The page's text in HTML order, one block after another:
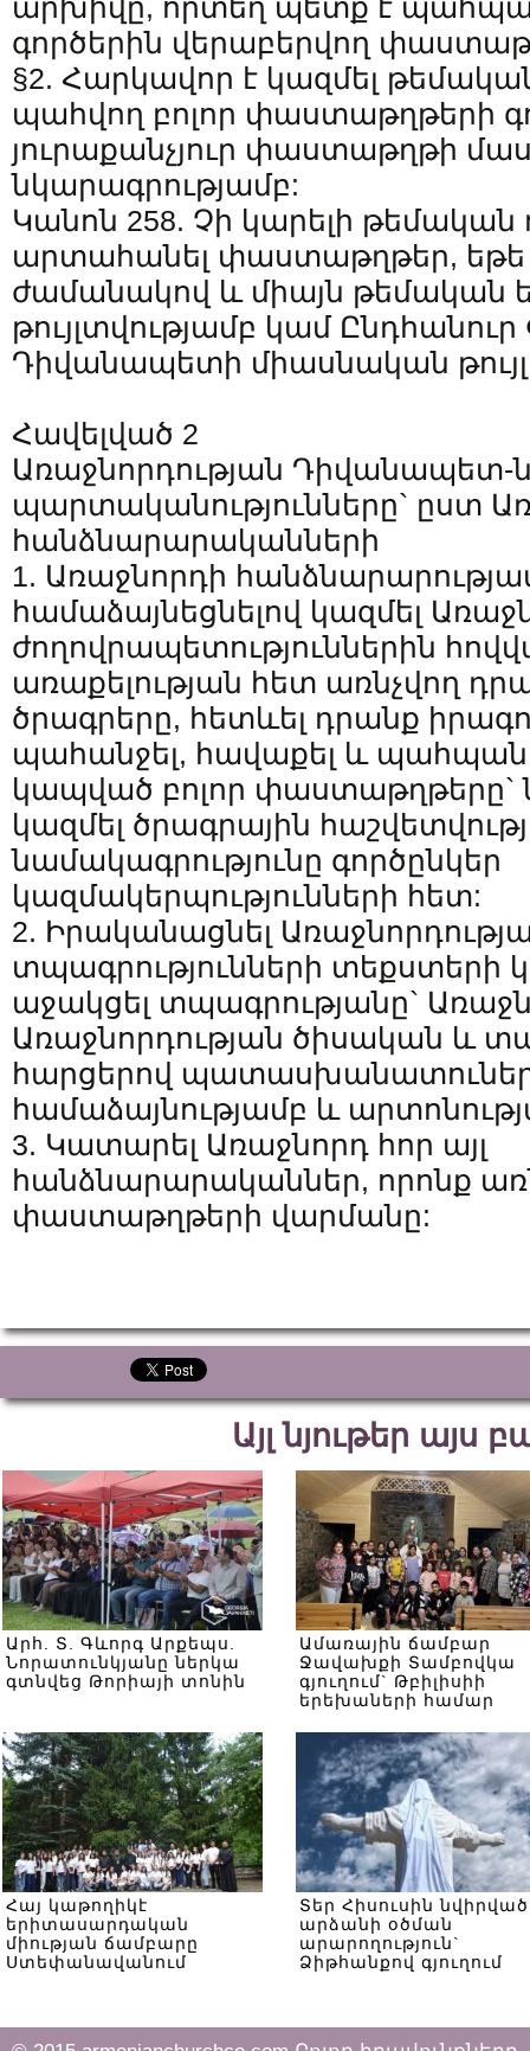
արխիվը, որտեղ պետք է
գործերին վերաբերվող
§2. Հարկավոր է կազմել
պահվող բոլոր փաստաթղթերի
յուրաքանչյուր փաստաթղթի
նկարագրությամբ:
Կանոն 258. Չի կարելի
արտահանել փաստաթղթեր, եթե
ժամանակով և միայն թեմական
թույլտվությամբ կամ
Դիվանապետի միասնական
Հավելված 2
Առաջնորդության Դիվանապետ-
պարտականությունները` ըստ
հանձնարարականների
1. Առաջնորդի
համաձայնեցնելով կազմել
ժողովրապետություններին
առաքելության հետ առնչվող
ծրագրերը, հետևել դրանք
պահանջել, հավաքել և
կապված բոլոր
կազմել ծրագրային
նամակագրությունը գործընկեր
կազմակերպությունների հետ:
2. Իրականացնել
տպագրությունների տեքստերի
աջակցել տպագրությանը`
Առաջնորդության ծիսական և
հարցերով
համաձայնությամբ և
3. Կատարել Առաջնորդ հոր այլ
հանձնարարականներ, որոնք
փաստաթղթերի վարմանը:
Այլ նյութեր այս
Արհ. Տ. Գևորգ Արքեպս.
Նորատունկյանը ներկա
գտնվեց Թորիայի տոնին
Ամառային ճամբար
Ջավախքի Տամբովկա
գյուղում` Թբիլիսիի
երեխաների համար
Հայ կաթողիկէ
երիտասարդական
միության ճամբարը
Ստեփանավանում
Տեր Հիսուսին նվիրված
արձանի օծման
արարողություն`
Ձիթհանքով գյուղում